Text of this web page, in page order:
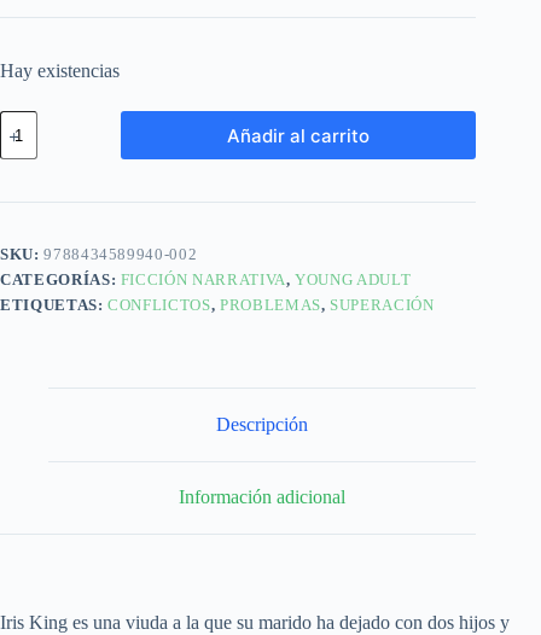
Hay existencias
Añadir al carrito
SKU:9788434589940-002
CATEGORÍAS: FICCIÓN NARRATIVA,YOUNG ADULT
ETIQUETAS:CONFLICTOS, PROBLEMAS, SUPERACIÓN
Descripción
Información adicional
Iris King es una viuda a la que su marido ha dejado con dos hijos y